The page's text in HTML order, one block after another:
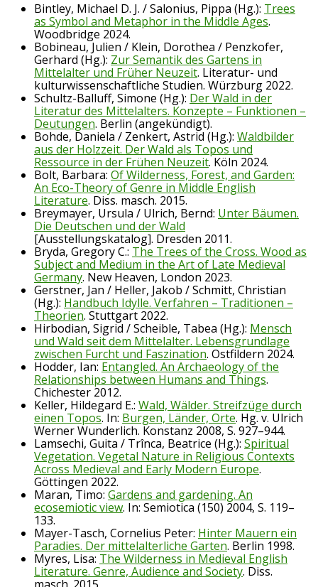
Bintley, Michael D. J. / Salonius, Pippa (Hg.): Trees
as Symbol and Metaphor in the Middle Ages.
Woodbridge 2024.
Bobineau, Julien / Klein, Dorothea / Penzkofer,
Gerhard (Hg.): Zur Semantik des Gartens in
Mittelalter und Früher Neuzeit. Literatur- und
kulturwissenschaftliche Studien. Würzburg 2022.
Schultz-Balluff, Simone (Hg.): Der Wald in der
Literatur des Mittelalters. Konzepte – Funktionen –
Deutungen. Berlin (angekündigt).
Bohde, Daniela / Zenkert, Astrid (Hg.): Waldbilder
aus der Holzzeit. Der Wald als Topos und
Ressource in der Frühen Neuzeit. Köln 2024.
Bolt, Barbara: Of Wilderness, Forest, and Garden:
An Eco-Theory of Genre in Middle English
Literature. Diss. masch. 2015.
Breymayer, Ursula / Ulrich, Bernd: Unter Bäumen.
Die Deutschen und der Wald
[Ausstellungskatalog]. Dresden 2011.
Bryda, Gregory C.: The Trees of the Cross. Wood as
Subject and Medium in the Art of Late Medieval
Germany. New Heaven, London 2023.
Gerstner, Jan / Heller, Jakob / Schmitt, Christian
(Hg.): Handbuch Idylle. Verfahren – Traditionen –
Theorien. Stuttgart 2022.
Hirbodian, Sigrid / Scheible, Tabea (Hg.): Mensch
und Wald seit dem Mittelalter. Lebensgrundlage
zwischen Furcht und Faszination. Ostfildern 2024.
Hodder, Ian: Entangled. An Archaeology of the
Relationships between Humans and Things.
Chichester 2012.
Keller, Hildegard E.: Wald, Wälder. Streifzüge durch
einen Topos. In: Burgen, Länder, Orte. Hg. v. Ulrich
Werner Wunderlich. Konstanz 2008, S. 927–944.
Lamsechi, Guita / Trînca, Beatrice (Hg.): Spiritual
Vegetation. Vegetal Nature in Religious Contexts
Across Medieval and Early Modern Europe.
Göttingen 2022.
Maran, Timo: Gardens and gardening. An
ecosemiotic view. In: Semiotica (150) 2004, S. 119–
133.
Mayer-Tasch, Cornelius Peter: Hinter Mauern ein
Paradies. Der mittelalterliche Garten. Berlin 1998.
Myres, Lisa: The Wilderness in Medieval English
Literature. Genre, Audience and Society. Diss.